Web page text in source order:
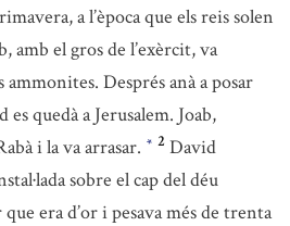
a l’època que els reis solen
amb el gros de l’exèrcit, va
Després anà a posar
quedà a Jerusalem. Joab,
i la va arrasar. * 2 David
sobre el cap del déu
era d’or i pesava més de trenta